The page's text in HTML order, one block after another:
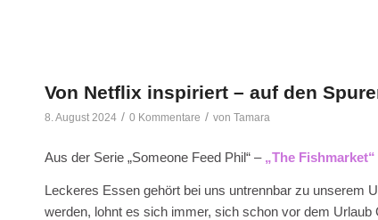
Von Netflix inspiriert – auf den
8. August 2024 / 0 Kommentare / von Tamara
Aus der Serie „Someone Feed Phil“ – „The
Leckeres Essen gehört bei uns untrennbar zu unserem
werden, lohnt es sich immer, sich schon vor dem